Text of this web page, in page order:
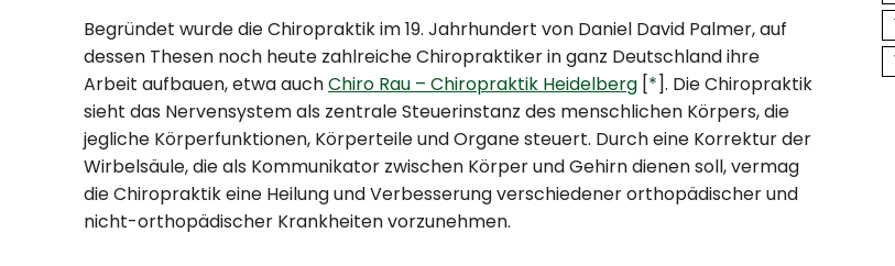
Begründet wurde die Chiropraktik im 19. Jahrhundert von Daniel David Palmer, auf
dessen Thesen noch heute zahlreiche Chiropraktiker in ganz Deutschland ihre
Arbeit aufbauen, etwa auchChiro Rau – Chiropraktik Heidelberg [*]. Die Chiropraktik
sieht das Nervensystem als zentrale Steuerinstanz des menschlichen Körpers, die
jegliche Körperfunktionen, Körperteile und Organe steuert. Durch eine Korrektur der
Wirbelsäule, die als Kommunikator zwischen Körper und Gehirn dienen soll, vermag
die Chiropraktik eine Heilung und Verbesserung verschiedener orthopädischer und
nicht-orthopädischer Krankheiten vorzunehmen.